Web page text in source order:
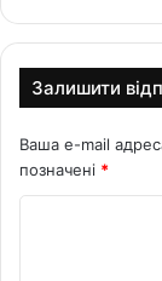
Залишити
Ваша e-mail
позначені *